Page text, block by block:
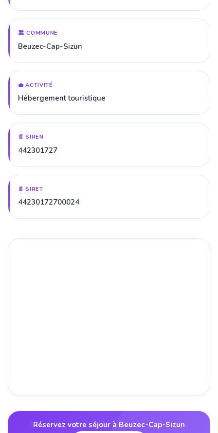
🏛️ COMMUNE
Beuzec-Cap-Sizun
💼 ACTIVITÉ
Hébergement touristique
📄 SIREN
442301727
📄 SIRET
44230172700024
Réservez votre séjour à Beuzec-Cap-Sizun